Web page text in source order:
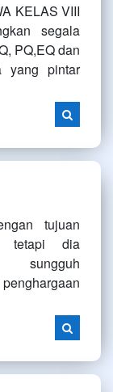
KELAS VIII
segala
PQ,EQ dan
yang pintar
tujuan
tetapi dia
sungguh